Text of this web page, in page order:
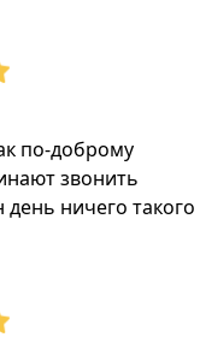
по-доброму
звонить
ничего такого